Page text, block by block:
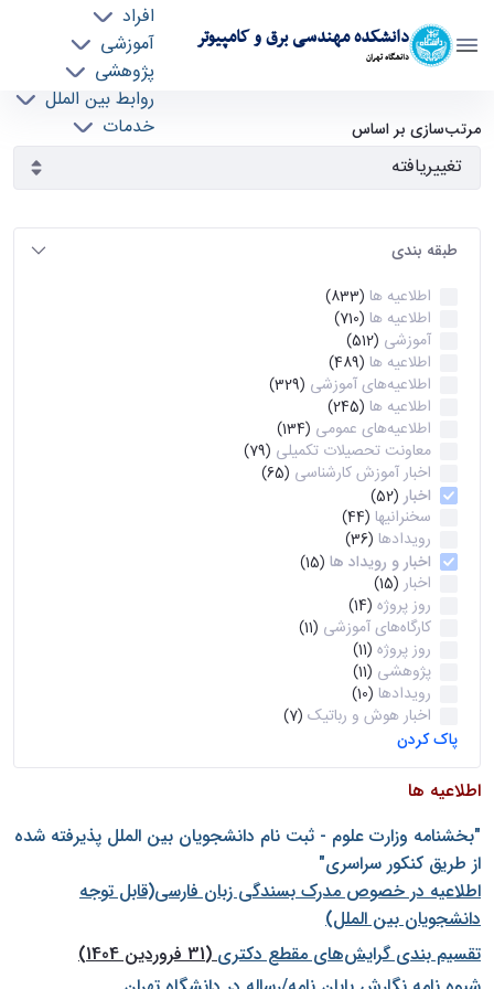
دانشکده مهندسی برق و کامپیوتر
دانشگاه تهران
افراد
آموزشی
پژوهشی
روابط بین الملل
خدمات
آرشیو اطلاعیه ها - ece- دانشکده مهندسی برق و
کامپیوتر
مرتب‌سازی بر اساس
طبقه بندی
اطلاعیه ها (833)
اطلاعیه ها (710)
آموزشی (512)
اطلاعیه ها (489)
اطلاعیه‌های‌ آموزشی (329)
اطلاعیه ها (245)
اطلاعیه‌های عمومی (134)
معاونت تحصیلات تکمیلی (79)
اخبار آموزش کارشناسی (65)
اخبار (52)
سخنرانیها (44)
رویدادها (36)
اخبار و رویداد ها (15)
اخبار (15)
روز پروژه (14)
کارگاه‌های آموزشی (11)
روز پروژه (11)
پژوهشی (11)
رویدادها (10)
اخبار هوش و رباتیک (7)
پاک کردن
اطلاعیه ها
"بخشنامه وزارت علوم - ثبت نام دانشجويان بين الملل پذيرفته شده
از طريق كنكور سراسری"
اطلاعیه در خصوص مدرک بسندگی زبان فارسی(قابل توجه
دانشجویان بین الملل)
تقسیم بندی گرایش‌های مقطع دکتری(31 فروردین 1404)